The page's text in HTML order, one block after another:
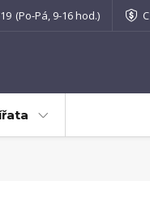
(Po-Pá, 9-16 hod.)